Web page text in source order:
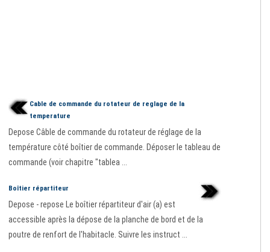
Cable de commande du rotateur de reglage de la
temperature
Depose Câble de commande du rotateur de réglage de la
température côté boîtier de commande. Déposer le tableau de
commande (voir chapitre "tablea ...
Boîtier répartiteur
Depose - repose Le boîtier répartiteur d'air (a) est
accessible après la dépose de la planche de bord et de la
poutre de renfort de l'habitacle. Suivre les instruct ...